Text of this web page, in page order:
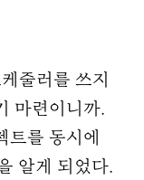
줄러를 쓰지
마련이니까.
트를 동시에
알게 되었다.